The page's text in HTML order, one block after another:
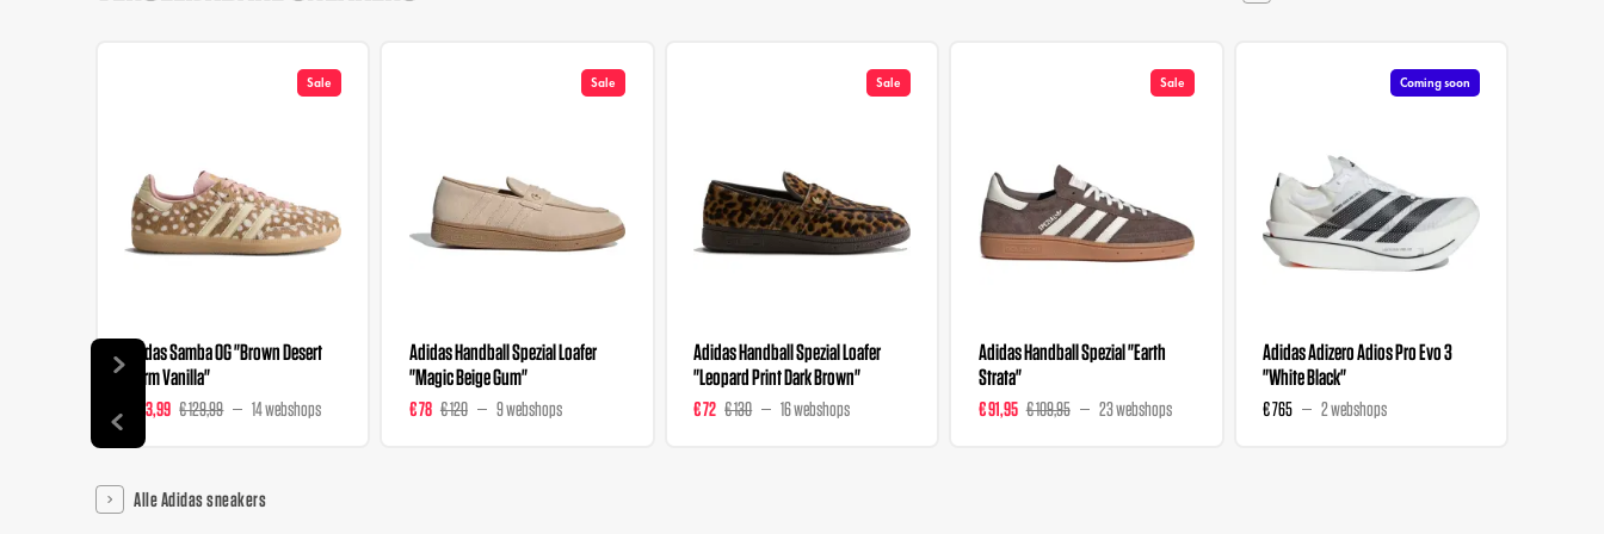
Sale
Adidas Samba OG "Brown Desert
Warm Vanilla"
€ 103,99 € 129,99 14 webshops
Sale
Adidas Handball Spezial Loafer
"Magic Beige Gum"
€ 78 € 120 9 webshops
Sale
Adidas Handball Spezial Loafer
"Leopard Print Dark Brown"
€ 72 € 130 16 webshops
Sale
Adidas Handball Spezial "Earth
Strata"
€ 91,95 € 109,95 23 webshops
Coming soon
Adidas Adizero Adios Pro Evo 3
"White Black"
€ 765 2 webshops
Alle Adidas sneakers